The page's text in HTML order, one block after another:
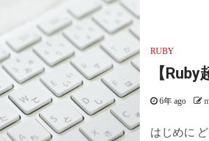
RUBY
【
6年 ago
はじめに